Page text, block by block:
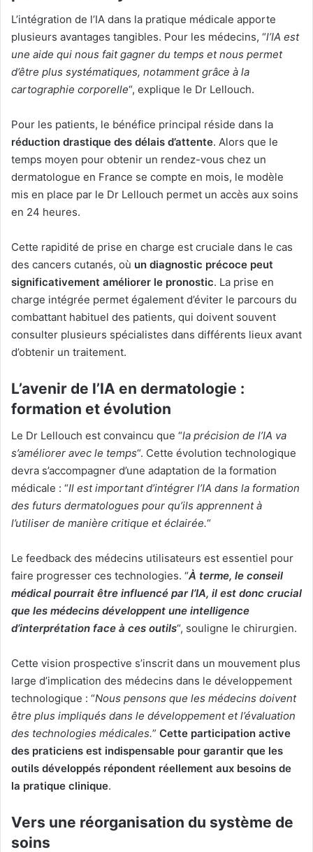
L’intégration de l’IA dans la pratique médicale apporte
plusieurs avantages tangibles. Pour les médecins, “l’IA est
une aide qui nous fait gagner du temps et nous permet
d’être plus systématiques, notamment grâce à la
cartographie corporelle“, explique le Dr Lellouch.
Pour les patients, le bénéfice principal réside dans la
réduction drastique des délais d’attente. Alors que le
temps moyen pour obtenir un rendez-vous chez un
dermatologue en France se compte en mois, le modèle
mis en place par le Dr Lellouch permet un accès aux soins
en 24 heures.
Cette rapidité de prise en charge est cruciale dans le cas
des cancers cutanés, où un diagnostic précoce peut
significativement améliorer le pronostic. La prise en
charge intégrée permet également d’éviter le parcours du
combattant habituel des patients, qui doivent souvent
consulter plusieurs spécialistes dans différents lieux avant
d’obtenir un traitement.
L’avenir de l’IA en dermatologie :
formation et évolution
Le Dr Lellouch est convaincu que “la précision de l’IA va
s’améliorer avec le temps“. Cette évolution technologique
devra s’accompagner d’une adaptation de la formation
médicale : “Il est important d’intégrer l’IA dans la formation
des futurs dermatologues pour qu’ils apprennent à
l’utiliser de manière critique et éclairée.“
Le feedback des médecins utilisateurs est essentiel pour
faire progresser ces technologies. “À terme, le conseil
médical pourrait être influencé par l’IA, il est donc crucial
que les médecins développent une intelligence
d’interprétation face à ces outils“, souligne le chirurgien.
Cette vision prospective s’inscrit dans un mouvement plus
large d’implication des médecins dans le développement
technologique : “Nous pensons que les médecins doivent
être plus impliqués dans le développement et l’évaluation
des technologies médicales.” Cette participation active
des praticiens est indispensable pour garantir que les
outils développés répondent réellement aux besoins de
la pratique clinique.
Vers une réorganisation du système de
soins